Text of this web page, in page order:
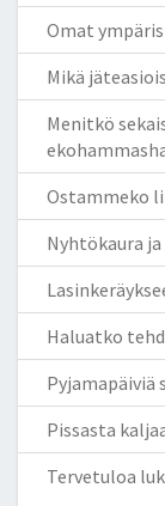
Omat
Mikä
Menitkö
Ostammeko
Nyhtökaura
Haluatko
Pyjamapäiviä
Pissasta
Tervetuloa